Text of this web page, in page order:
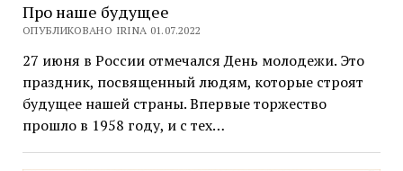
Про наше будущее
ОПУБЛИКОВАНО IRINA 01.07.2022
27 июня в России отмечался День молодежи. Это
праздник, посвященный людям, которые строят
будущее нашей страны. Впервые торжество
прошло в 1958 году, и с тех…